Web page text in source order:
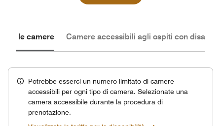
le camere Camere accessibili agli ospiti con
Potrebbe esserci un numero limitato di camere
accessibili per ogni tipo di camera. Selezionate una
camera accessibile durante la procedura di
prenotazione.